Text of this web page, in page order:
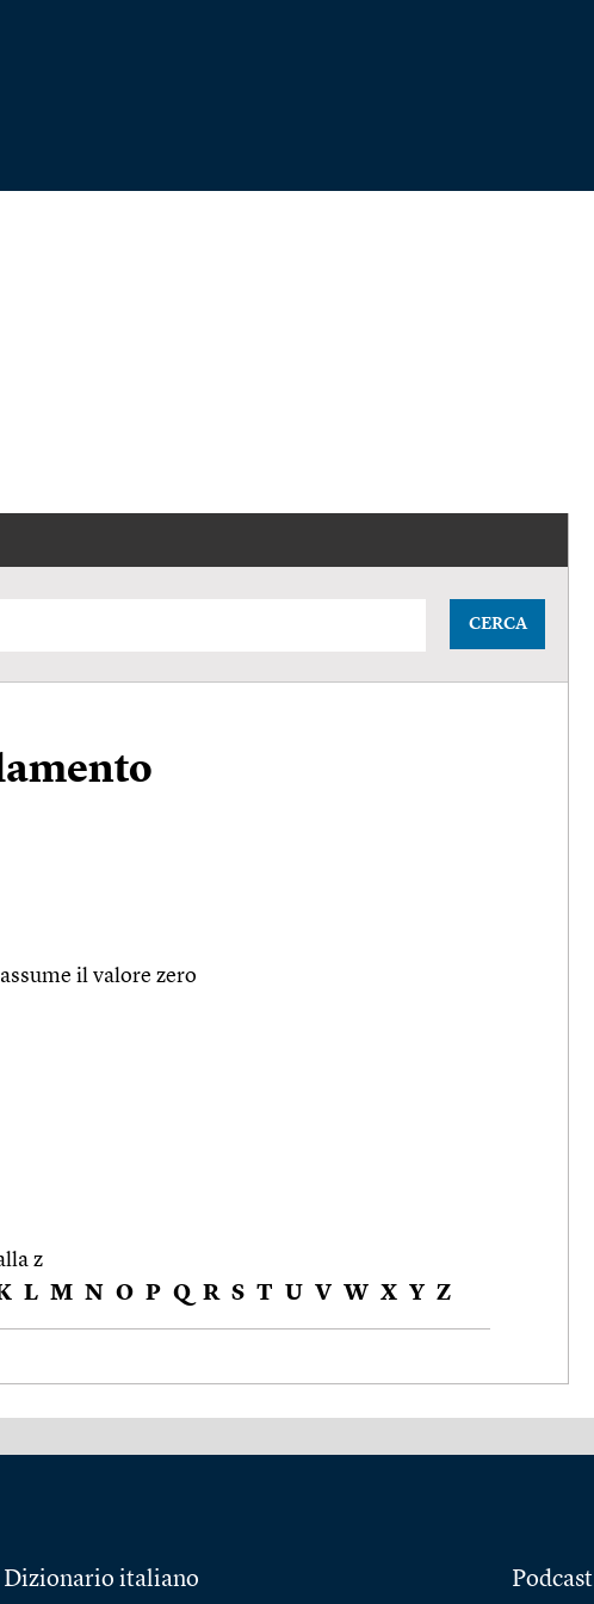
CERCA
il valore zero
z
L M N O P Q R S T U V W X Y Z
Dizionario italiano Podcast